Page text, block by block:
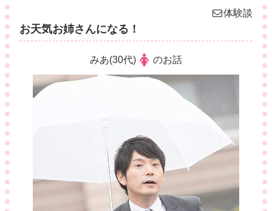
体験談
お天気お姉さんになる！
みあ(30代) のお話